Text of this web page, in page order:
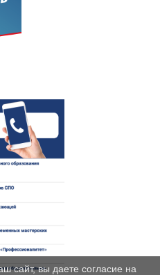
сайт, вы даете согласие на